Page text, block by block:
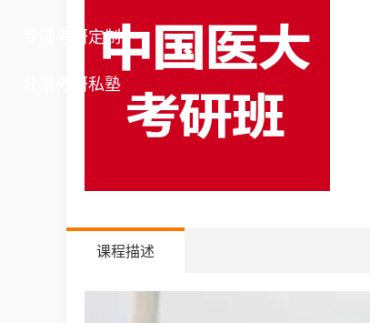
课程描述
专硕考研定制
北京考研私塾